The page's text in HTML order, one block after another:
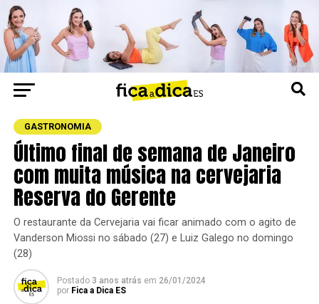
GASTRONOMIA
Último final de semana de Janeiro
com muita música na cervejaria
Reserva do Gerente
O restaurante da Cervejaria vai ficar animado com o agito de
Vanderson Miossi no sábado (27) e Luiz Galego no domingo
(28)
Postado 3 anos atrás em 26/01/2024
por Fica a Dica ES